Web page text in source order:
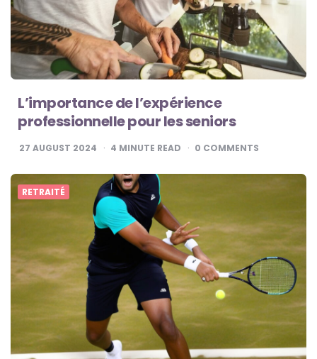
L’importance de l’expérience
professionnelle pour les seniors
27 AUGUST 2024 4 MINUTE READ 0 COMMENTS
RETRAITÉ